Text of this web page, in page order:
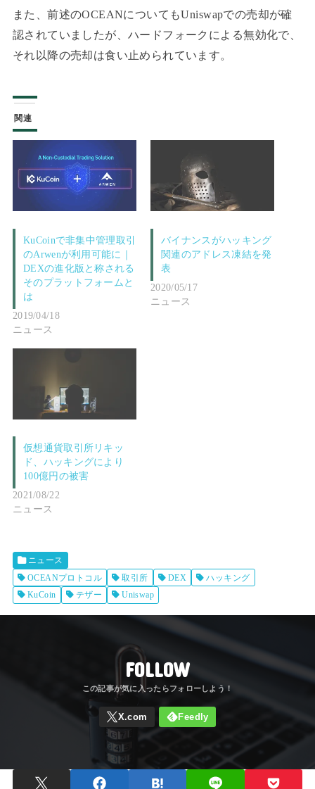
また、前述のOCEANについてもUniswapでの売却が確
認されていましたが、ハードフォークによる無効化で、
それ以降の売却は食い止められています。
関連
KuCoinで非集中管理取引
のArwenが利用可能に｜
DEXの進化版と称される
そのプラットフォームと
は
2019/04/18
ニュース
バイナンスがハッキング
関連のアドレス凍結を発
表
2020/05/17
ニュース
仮想通貨取引所リキッ
ド、ハッキングにより
100億円の被害
2021/08/22
ニュース
ニュース
OCEANプロトコル
取引所 DEX
ハッキング
KuCoin
テザー Uniswap
FOLLOW